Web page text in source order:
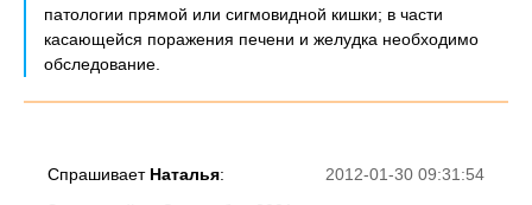
патологии прямой или сигмовидной кишки; в части
касающейся поражения печени и желудка необходимо
обследование.
2012-01-30 09:31:54
Спрашивает Наталья: